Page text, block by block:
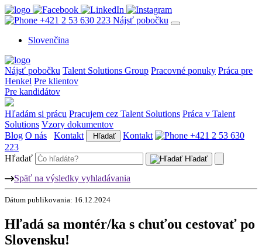
+421 2 53 630 223 Nájsť pobočku
Slovenčina
Nájsť pobočku Talent Solutions Group Pracovné ponuky Práca pre
Henkel Pre klientov
Pre kandidátov
Hľadám si prácu Pracujem cez Talent Solutions Práca v Talent
Solutions Vzory dokumentov
Blog O nás Kontakt Hľadať Kontakt
+421 2 53 630
223
Hľadať
Hľadať
Späť na výsledky vyhladávania
Dátum publikovania: 16.12.2024
Hľadá sa montér/ka s chuťou cestovať po
Slovensku!